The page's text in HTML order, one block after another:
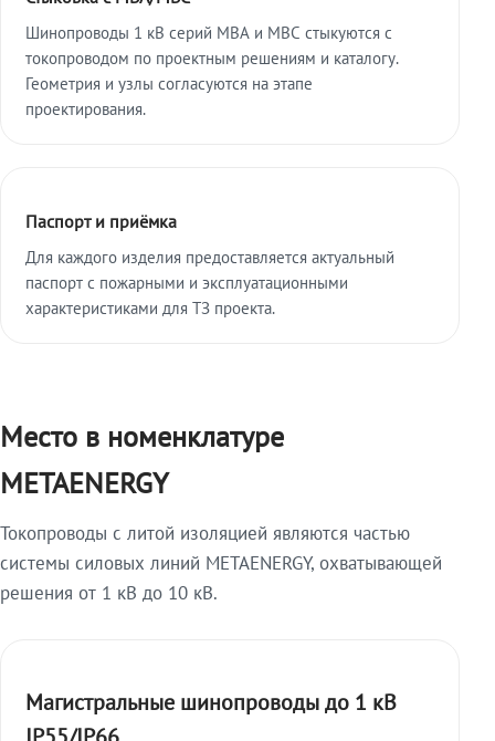
Шинопроводы 1 кВ серий МВА и МВС стыкуются с
токопроводом по проектным решениям и каталогу.
Геометрия и узлы согласуются на этапе
проектирования.
Паспорт и приёмка
Для каждого изделия предоставляется актуальный
паспорт с пожарными и эксплуатационными
характеристиками для ТЗ проекта.
Место в номенклатуре
METAENERGY
Токопроводы с литой изоляцией являются частью
системы силовых линий METAENERGY, охватывающей
решения от 1 кВ до 10 кВ.
Магистральные шинопроводы до 1 кВ